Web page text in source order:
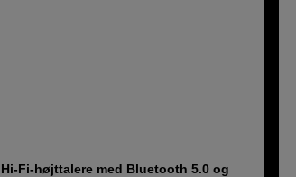
Hi-Fi-højttalere med Bluetooth 5.0 og